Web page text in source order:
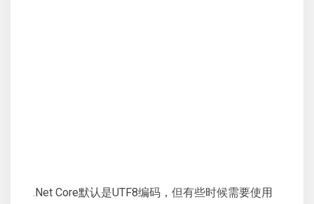
.Net Core默认是UTF8编码，但有些时候需要使用